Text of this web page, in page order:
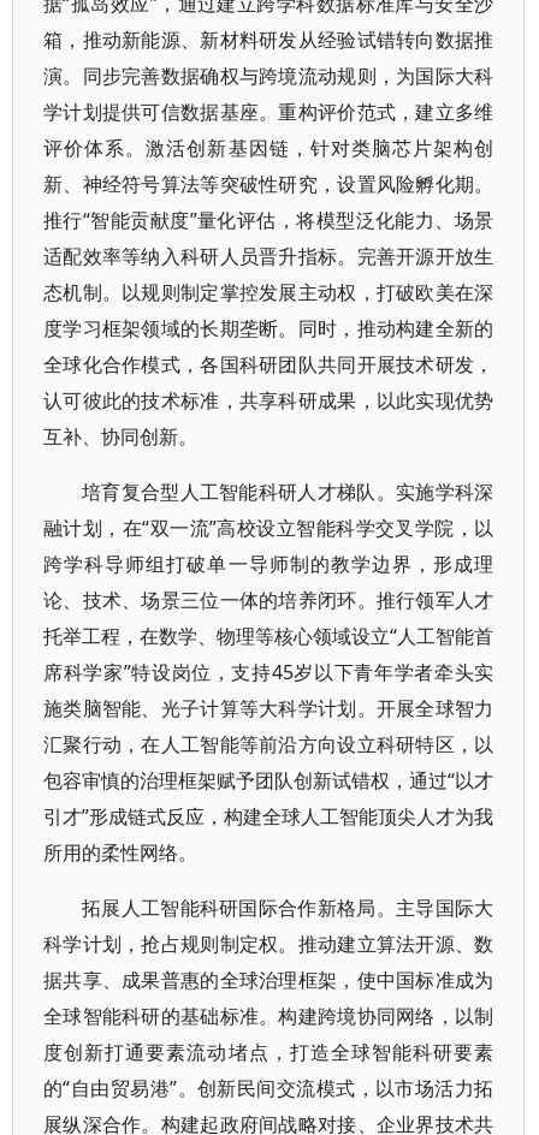
箱，推动新能源、新材料研发从经验试错转向数据推
演。同步完善数据确权与跨境流动规则，为国际大科
学计划提供可信数据基座。重构评价范式，建立多维
评价体系。激活创新基因链，针对类脑芯片架构创
新、神经符号算法等突破性研究，设置风险孵化期。
推行“智能贡献度”量化评估，将模型泛化能力、场景
适配效率等纳入科研人员晋升指标。完善开源开放生
态机制。以规则制定掌控发展主动权，打破欧美在深
度学习框架领域的长期垄断。同时，推动构建全新的
全球化合作模式，各国科研团队共同开展技术研发，
认可彼此的技术标准，共享科研成果，以此实现优势
互补、协同创新。
培育复合型人工智能科研人才梯队。实施学科深
融计划，在“双一流”高校设立智能科学交叉学院，以
跨学科导师组打破单一导师制的教学边界，形成理
论、技术、场景三位一体的培养闭环。推行领军人才
托举工程，在数学、物理等核心领域设立“人工智能首
席科学家”特设岗位，支持45岁以下青年学者牵头实
施类脑智能、光子计算等大科学计划。开展全球智力
汇聚行动，在人工智能等前沿方向设立科研特区，以
包容审慎的治理框架赋予团队创新试错权，通过“以才
引才”形成链式反应，构建全球人工智能顶尖人才为我
所用的柔性网络。
拓展人工智能科研国际合作新格局。主导国际大
科学计划，抢占规则制定权。推动建立算法开源、数
据共享、成果普惠的全球治理框架，使中国标准成为
全球智能科研的基础标准。构建跨境协同网络，以制
度创新打通要素流动堵点，打造全球智能科研要素
的“自由贸易港”。创新民间交流模式，以市场活力拓
展纵深合作。构建起政府间战略对接、企业界技术共